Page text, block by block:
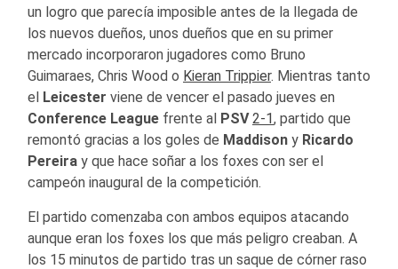
un logro que parecía imposible antes de la llegada de
los nuevos dueños, unos dueños que en su primer
mercado incorporaron jugadores como Bruno
Guimaraes, Chris Wood o Kieran Trippier. Mientras tanto
el Leicester viene de vencer el pasado jueves en
Conference League frente al PSV 2-1, partido que
remontó gracias a los goles de Maddison y Ricardo
Pereira y que hace soñar a los foxes con ser el
campeón inaugural de la competición.
El partido comenzaba con ambos equipos atacando
aunque eran los foxes los que más peligro creaban. A
los 15 minutos de partido tras un saque de córner raso